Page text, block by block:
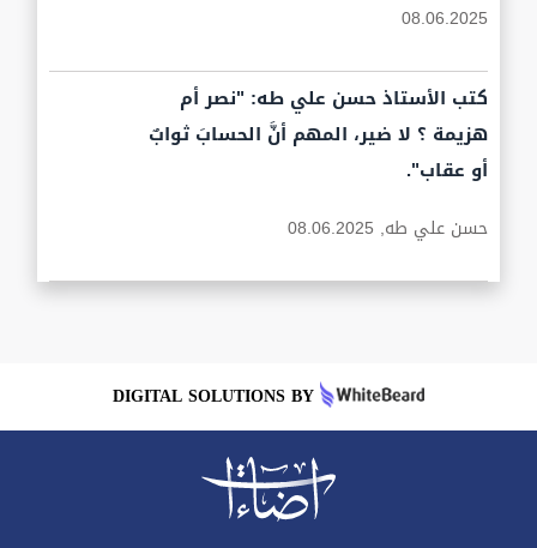
08.06.2025
كتب الأستاذ حسن علي طه: "نصر أم
هزيمة ؟ لا ضير، المهم أنَّ الحسابَ ثوابٌ
أو عقاب".
حسن علي طه, 08.06.2025
DIGITAL SOLUTIONS BY